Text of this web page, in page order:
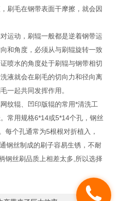
刷毛在钢带表面干摩擦，就会因
运动，刷辊一般都是逆着钢带运
和角度，必须从与刷辊旋转一致
喷水的角度处于刷辊与钢带相切
液就会在刷毛的切向力和径向离
一起共同发挥作用。
纹辊、凹印版辊的常用*清洗工
常用规格6*14或5*14个孔，钢丝
每个孔通常为5根根对折植入，
钢丝制成的刷子容易生锈，不耐
钢丝刷品质上相差太多,所以选择